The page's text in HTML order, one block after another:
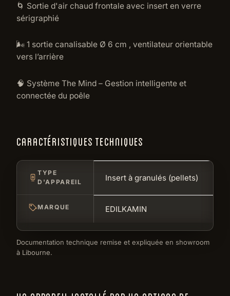
🌀 Sortie d'air chaud frontale avec insert en verre
sérigraphié
🌬️ 1 sortie canalisable Ø 6 cm , ventilateur orientable
vers l’arrière
🧠 Système The Mind – Gestion intelligente et
connectée du poêle
CARACTÉRISTIQUES TECHNIQUES
TYPE
D'APPAREIL
Insert à granulés (pellets)
MARQUE EDILKAMIN
Documentation technique remise et expliquée en showroom
à Libourne.